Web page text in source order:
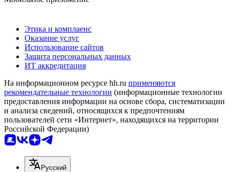
Этика и комплаенс
Оказание услуг
Использование сайтов
Защита персональных данных
ИТ аккредитация
На информационном ресурсе hh.ru применяются
рекомендательные технологии (информационные технологии
предоставления информации на основе сбора, систематизации
и анализа сведений, относящихся к предпочтениям
пользователей сети «Интернет», находящихся на территории
Российской Федерации)
Русский